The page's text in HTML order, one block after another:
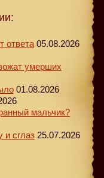
ответа 05.08.2026
умерших
01.08.2026
мальчик?
и сглаз 25.07.2026